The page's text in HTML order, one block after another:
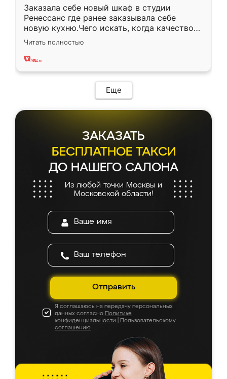
Заказала себе новый шкаф в студии
Ренессанс где ранее заказывала себе
новую кухню.Чего искать, когда качеством
вполне довольна. Служит кухня уже почти
два года, нареканий нет.
Читать полностью
Еще
ЗАКАЗАТЬ
БЕСПЛАТНОЕ ТАКСИ
ДО НАШЕГО САЛОНА
Из любой точки Москвы и
Московской области!
Отправить
Я соглашаюсь на передачу персональных
данных согласно Политике
конфиденциальности
Пользовательскому
соглашению